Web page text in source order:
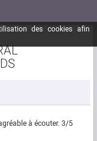
des cookies afin
à écouter. 3/5